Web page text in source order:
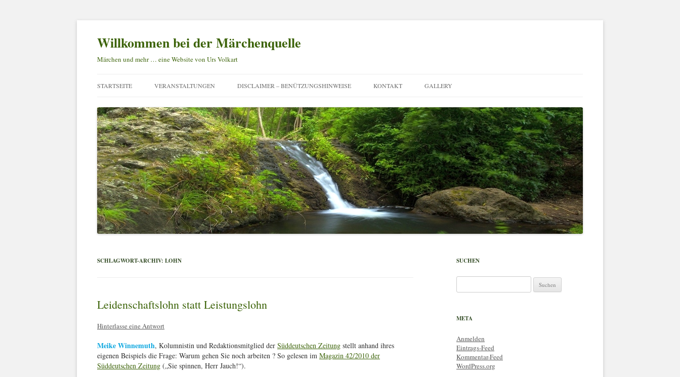
Willkommen bei der Märchenquelle
Märchen und mehr … eine Website von Urs Volkart
Inhalt
springen
STARTSEITE VERANSTALTUNGEN DISCLAIMER – BENÜTZUNGSHINWEISE KONTAKT GALLERY
SCHLAGWORT-ARCHIV: LOHN
Leidenschaftslohn statt Leistungslohn
Hinterlasse eine Antwort
Meike Winnemuth, Kolumnistin und Redaktionsmitglied der Süddeutschen Zeitung stellt anhand ihres
eigenen Beispiels die Frage: Warum gehen Sie noch arbeiten ? So gelesen im Magazin 42/2010 der
Süddeutschen Zeitung („Sie spinnen, Herr Jauch!“).
SUCHEN
nach:
META
Anmelden
Eintrags-Feed
Kommentar-Feed
WordPress.org